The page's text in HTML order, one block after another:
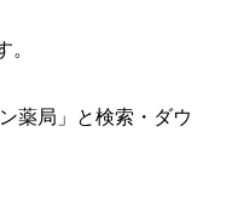
薬局」と検索・ダウ